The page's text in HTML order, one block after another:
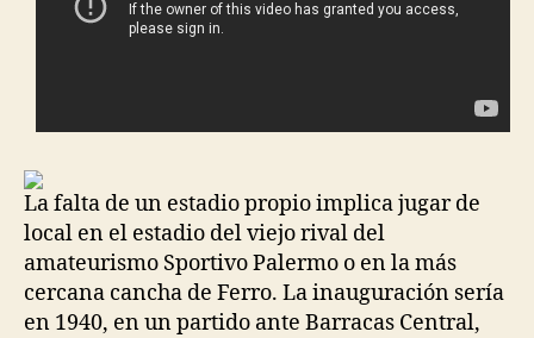
La falta de un estadio propio implica jugar de
local en el estadio del viejo rival del
amateurismo Sportivo Palermo o en la más
cercana cancha de Ferro. La inauguración sería
en 1940, en un partido ante Barracas Central,